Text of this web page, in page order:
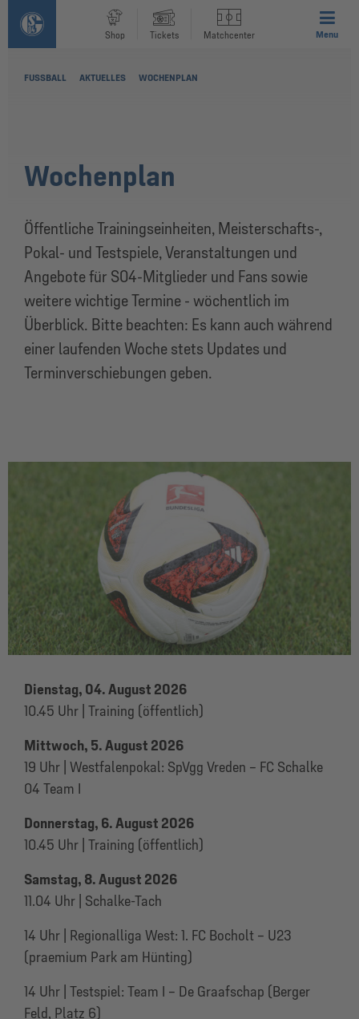
Shop Tickets Matchcenter Menu
FUSSBALL AKTUELLES WOCHENPLAN
Wochenplan
Öffentliche Trainingseinheiten, Meisterschafts-,
Pokal- und Testspiele, Veranstaltungen und
Angebote für S04-Mitglieder und Fans sowie
weitere wichtige Termine - wöchentlich im
Überblick. Bitte beachten: Es kann auch während
einer laufenden Woche stets Updates und
Terminverschiebungen geben.
Dienstag, 04. August 2026
10.45 Uhr | Training (öffentlich)
Mittwoch, 5. August 2026
19 Uhr | Westfalenpokal: SpVgg Vreden – FC Schalke
04 Team I
Donnerstag, 6. August 2026
10.45 Uhr | Training (öffentlich)
Samstag, 8. August 2026
11.04 Uhr | Schalke-Tach
14 Uhr | Regionalliga West: 1. FC Bocholt – U23
(praemium Park am Hünting)
14 Uhr | Testspiel: Team I – De Graafschap (Berger
Feld, Platz 6)